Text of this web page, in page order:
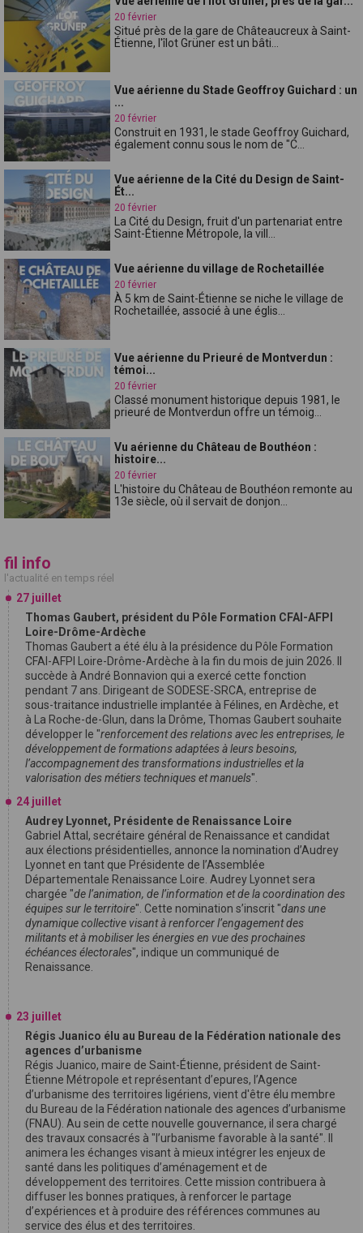
20 février
Situé près de la gare de Châteaucreux à Saint-
Étienne, l'îlot Grüner est un bâti...
Vue aérienne du Stade Geoffroy Guichard : un
...
20 février
Construit en 1931, le stade Geoffroy Guichard,
également connu sous le nom de "C...
Vue aérienne de la Cité du Design de Saint-
Ét...
20 février
La Cité du Design, fruit d'un partenariat entre
Saint-Étienne Métropole, la vill...
Vue aérienne du village de Rochetaillée
20 février
À 5 km de Saint-Étienne se niche le village de
Rochetaillée, associé à une églis...
Vue aérienne du Prieuré de Montverdun :
témoi...
20 février
Classé monument historique depuis 1981, le
prieuré de Montverdun offre un témoig...
Vu aérienne du Château de Bouthéon :
histoire...
20 février
L'histoire du Château de Bouthéon remonte au
13e siècle, où il servait de donjon...
fil info
l'actualité en temps réel
27 juillet
Thomas Gaubert, président du Pôle Formation CFAI-AFPI
Loire-Drôme-Ardèche
Thomas Gaubert a été élu à la présidence du Pôle Formation
CFAI-AFPI Loire-Drôme-Ardèche à la fin du mois de juin 2026. Il
succède à André Bonnavion qui a exercé cette fonction
pendant 7 ans. Dirigeant de SODESE-SRCA, entreprise de
sous-traitance industrielle implantée à Félines, en Ardèche, et
à La Roche-de-Glun, dans la Drôme, Thomas Gaubert souhaite
développer le "renforcement des relations avec les entreprises, le
développement de formations adaptées à leurs besoins,
l’accompagnement des transformations industrielles et la
valorisation des métiers techniques et manuels".
24 juillet
Audrey Lyonnet, Présidente de Renaissance Loire
Gabriel Attal, secrétaire général de Renaissance et candidat
aux élections présidentielles, annonce la nomination d’Audrey
Lyonnet en tant que Présidente de l’Assemblée
Départementale Renaissance Loire. Audrey Lyonnet sera
chargée "de l’animation, de l’information et de la coordination des
équipes sur le territoire". Cette nomination s’inscrit "dans une
dynamique collective visant à renforcer l’engagement des
militants et à mobiliser les énergies en vue des prochaines
échéances électorales", indique un communiqué de
Renaissance.
23 juillet
Régis Juanico élu au Bureau de la Fédération nationale des
agences d’urbanisme
Régis Juanico, maire de Saint-Étienne, président de Saint-
Étienne Métropole et représentant d’epures, l’Agence
d’urbanisme des territoires ligériens, vient d'être élu membre
du Bureau de la Fédération nationale des agences d’urbanisme
(FNAU). Au sein de cette nouvelle gouvernance, il sera chargé
des travaux consacrés à "l’urbanisme favorable à la santé". Il
animera les échanges visant à mieux intégrer les enjeux de
santé dans les politiques d’aménagement et de
développement des territoires. Cette mission contribuera à
diffuser les bonnes pratiques, à renforcer le partage
d’expériences et à produire des références communes au
service des élus et des territoires.